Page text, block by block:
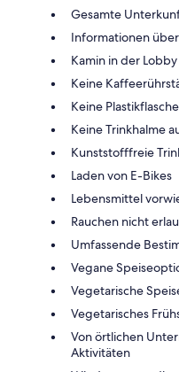
Gesamte
Informationen
Kamin in der Lobby
Keine
Keine
Keine Trinkhalme
Kunststofffreie
Laden von E-Bikes
Lebensmittel
Rauchen nicht
Umfassende
Vegane
Vegetarische
Vegetarisches
Von örtlichen
Aktivitäten